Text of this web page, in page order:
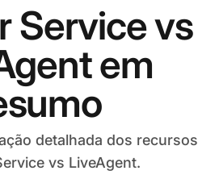
Service vs
em
detalhada dos recursos
vs LiveAgent.